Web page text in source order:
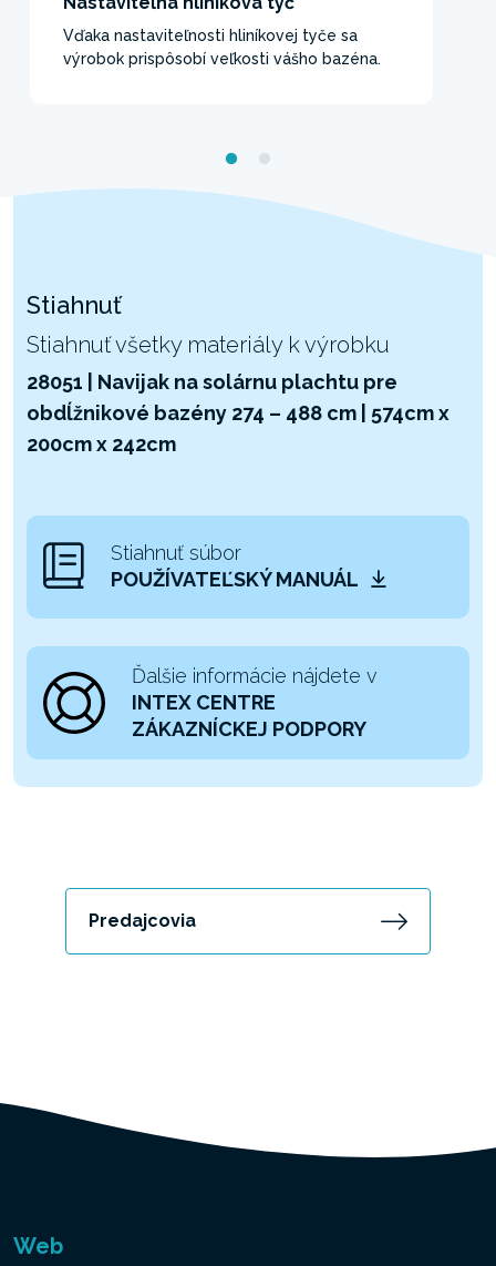
Vďaka nastaviteľnosti hliníkovej tyče sa
výrobok prispôsobí veľkosti vášho bazéna.
Stiahnuť
Stiahnuť všetky materiály k výrobku
28051 | Navijak na solárnu plachtu pre
obdĺžnikové bazény 274 – 488 cm | 574cm x
200cm x 242cm
Stiahnuť súbor
POUŽÍVATEĽSKÝ MANUÁL
Ďalšie informácie nájdete v
INTEX CENTRE
ZÁKAZNÍCKEJ PODPORY
Predajcovia
Web